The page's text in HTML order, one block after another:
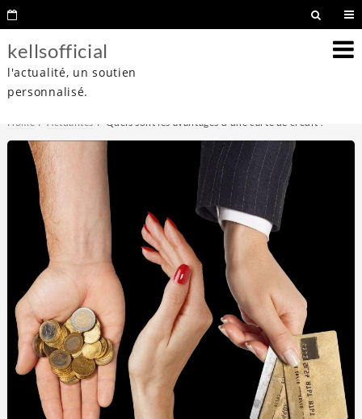
kellsofficial
l'actualité, un soutien
personnalisé.
Home Actualités Quels sont les avantages d’une carte de crédit ?